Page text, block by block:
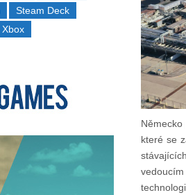
které se
Steam Deck
Xbox